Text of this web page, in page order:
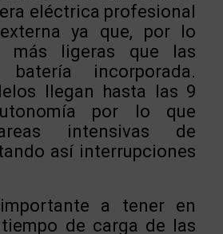
eléctrica profesional
ya que, por lo
más ligeras que las
incorporada.
llegan hasta las 9
por lo que
intensivas de
así interrupciones
a tener en
de carga de las